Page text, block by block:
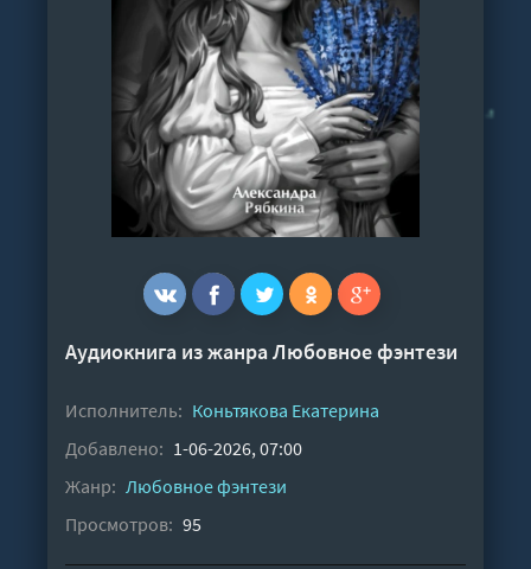
Аудиокнига из жанраЛюбовное фэнтези
Исполнитель: Коньтякова Екатерина
Добавлено: 1-06-2026, 07:00
Жанр: Любовное фэнтези
Просмотров: 95